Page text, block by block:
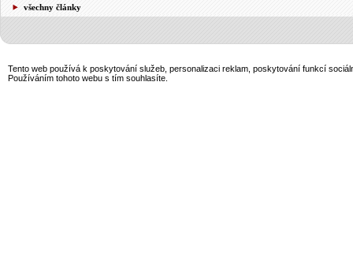
všechny články
Tento web používá k poskytování služeb, personalizaci reklam, poskytování funkcí
Používáním tohoto webu s tím souhlasíte.